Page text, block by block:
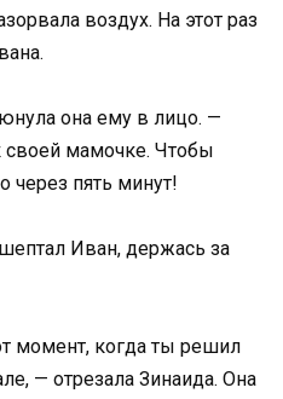
воздух. На этот раз
она ему в лицо. —
своей мамочке. Чтобы
через пять минут!
Иван, держась за
момент, когда ты решил
— отрезала Зинаида. Она